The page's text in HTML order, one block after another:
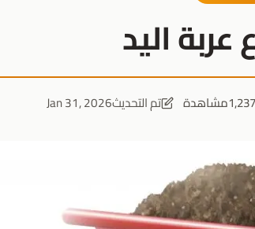
اليد
1,237مشاهدة تم التحديثJan 31, 2026